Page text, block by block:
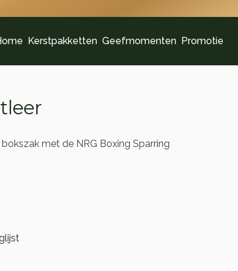
Kerstpakketten Geefmomenten Promotie
met de NRG Boxing Sparring